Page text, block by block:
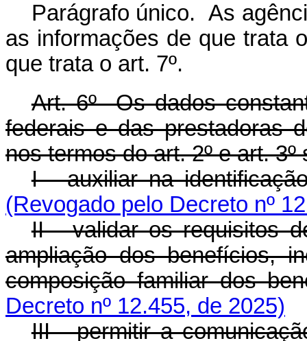
Parágrafo único. As
as informações de que trata
que trata o art. 7º.
Art. 6º Os dados
federais e das prestadoras
nos termos do art. 2º e art.
I - auxiliar na
(Revogado pelo Decreto nº
II - validar os requisitos
ampliação dos benefícios,
composição familiar dos
Decreto nº 12.455, de 2025)
III - permitir a